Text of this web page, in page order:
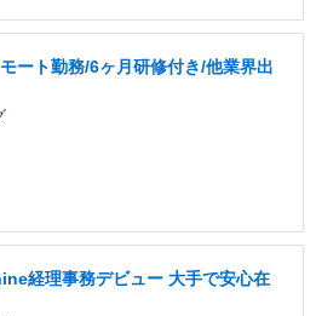
ート勤務/6ヶ月研修付き/他業界出
経理事務デビュー 大手で安心在